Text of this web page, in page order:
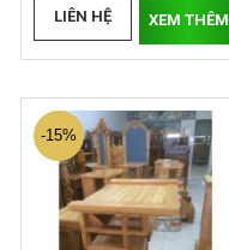
LIÊN HỆ XEM THÊM
-15%